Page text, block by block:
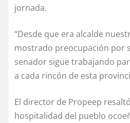
jornada.
“Desde que era alcalde
mostrado preocupación por
senador sigue trabajando
a cada rincón de esta
El director de Propeep
hospitalidad del pueblo